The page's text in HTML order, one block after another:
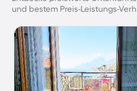
und bestem Preis-Leistungs-